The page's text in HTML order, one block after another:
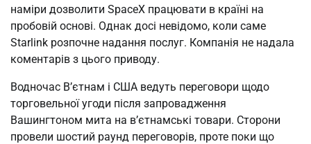
наміри дозволити SpaceX працювати в країні на
пробовій основі. Однак досі невідомо, коли саме
Starlink розпочне надання послуг. Компанія не надала
коментарів з цього приводу.
Водночас В’єтнам і США ведуть переговори щодо
торговельної угоди після запровадження
Вашингтоном мита на в’єтнамські товари. Сторони
провели шостий раунд переговорів, проте поки що